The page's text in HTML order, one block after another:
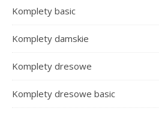
Komplety basic
Komplety damskie
Komplety dresowe
Komplety dresowe basic